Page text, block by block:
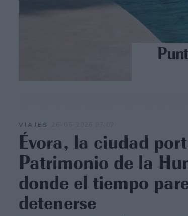
VIAJES
Évora, la ciudad
Patrimonio de la
donde el tiempo
detenerse